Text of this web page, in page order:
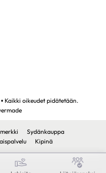
Kaikki oikeudet pidätetään.
Sydänkauppa
Kipinä